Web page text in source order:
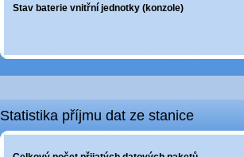
Stav baterie vnitřní jednotky (konzole)
Statistika příjmu dat ze stanice